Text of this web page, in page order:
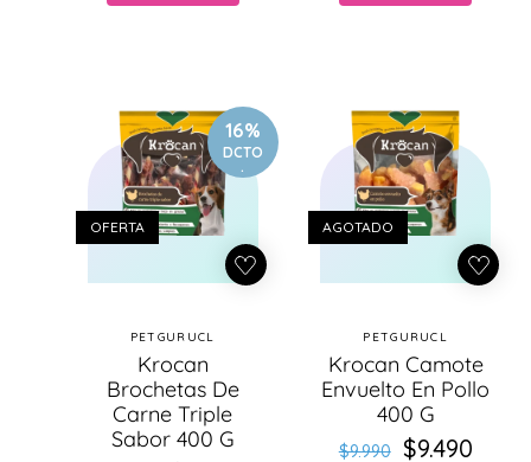
16%
DCTO
.
OFERTA
Proveedor:
PETGURUCL
Krocan
Brochetas De
Carne Triple
Sabor 400 G
AGOTADO
Proveedor:
PETGURUCL
Krocan Camote
Envuelto En Pollo
400 G
Precio
$9.990
Precio
$9.490